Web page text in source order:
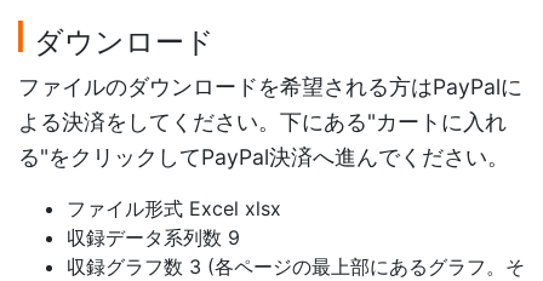
ダウンロード
ファイルのダウンロードを希望される方はPayPalに
よる決済をしてください。下にある"カートに入れ
る"をクリックしてPayPal決済へ進んでください。
ファイル形式 Excel xlsx
収録データ系列数 9
収録グラフ数 3 (各ページの最上部にあるグラフ。そ